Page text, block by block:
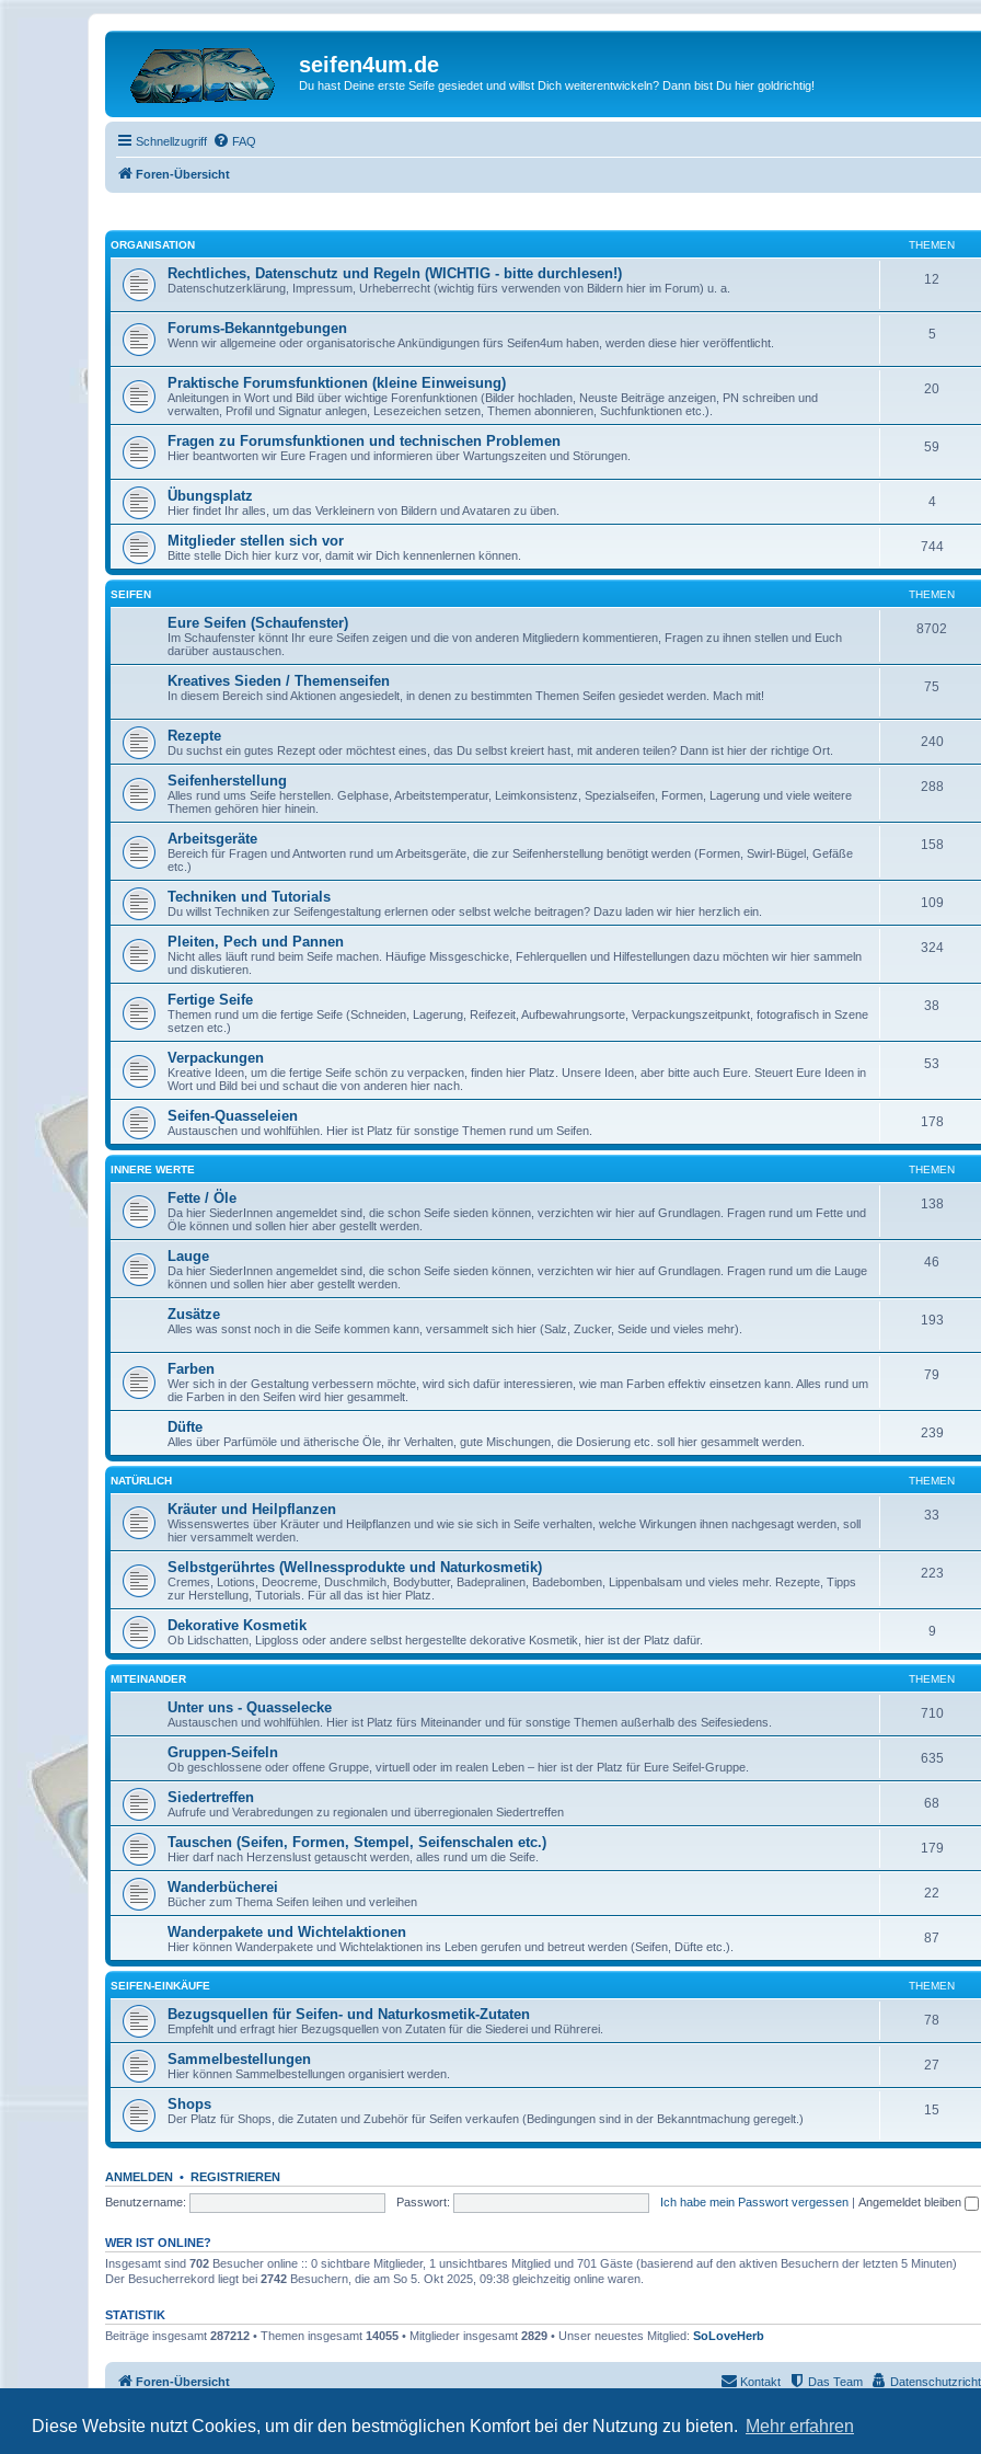
Diese Website nutzt Cookies, um dir den bestmöglichen Komfort bei der Nutzung zu bieten. Mehr erfahren
seifen4um.de
Du hast Deine erste Seife gesiedet und willst Dich weiterentwickeln? Dann bist Du hier goldrichtig!
Schnellzugriff FAQ
Foren-Übersicht
ORGANISATION THEMEN
Rechtliches, Datenschutz und Regeln (WICHTIG - bitte durchlesen!)
Datenschutzerklärung, Impressum, Urheberrecht (wichtig fürs verwenden von Bildern hier im Forum) u. a.
12
Forums-Bekanntgebungen
Wenn wir allgemeine oder organisatorische Ankündigungen fürs Seifen4um haben, werden diese hier veröffentlicht.
5
Praktische Forumsfunktionen (kleine Einweisung)
Anleitungen in Wort und Bild über wichtige Forenfunktionen (Bilder hochladen, Neuste Beiträge anzeigen, PN schreiben und
verwalten, Profil und Signatur anlegen, Lesezeichen setzen, Themen abonnieren, Suchfunktionen etc.).
20
Fragen zu Forumsfunktionen und technischen Problemen
Hier beantworten wir Eure Fragen und informieren über Wartungszeiten und Störungen.
59
Übungsplatz
Hier findet Ihr alles, um das Verkleinern von Bildern und Avataren zu üben.
4
Mitglieder stellen sich vor
Bitte stelle Dich hier kurz vor, damit wir Dich kennenlernen können.
744
SEIFEN THEMEN
Eure Seifen (Schaufenster)
Im Schaufenster könnt Ihr eure Seifen zeigen und die von anderen Mitgliedern kommentieren, Fragen zu ihnen stellen und Euch
darüber austauschen.
8702
Kreatives Sieden / Themenseifen
In diesem Bereich sind Aktionen angesiedelt, in denen zu bestimmten Themen Seifen gesiedet werden. Mach mit!
75
Rezepte
Du suchst ein gutes Rezept oder möchtest eines, das Du selbst kreiert hast, mit anderen teilen? Dann ist hier der richtige Ort.
240
Seifenherstellung
Alles rund ums Seife herstellen. Gelphase, Arbeitstemperatur, Leimkonsistenz, Spezialseifen, Formen, Lagerung und viele weitere
Themen gehören hier hinein.
288
Arbeitsgeräte
Bereich für Fragen und Antworten rund um Arbeitsgeräte, die zur Seifenherstellung benötigt werden (Formen, Swirl-Bügel, Gefäße
etc.)
158
Techniken und Tutorials
Du willst Techniken zur Seifengestaltung erlernen oder selbst welche beitragen? Dazu laden wir hier herzlich ein.
109
Pleiten, Pech und Pannen
Nicht alles läuft rund beim Seife machen. Häufige Missgeschicke, Fehlerquellen und Hilfestellungen dazu möchten wir hier sammeln
und diskutieren.
324
Fertige Seife
Themen rund um die fertige Seife (Schneiden, Lagerung, Reifezeit, Aufbewahrungsorte, Verpackungszeitpunkt, fotografisch in Szene
setzen etc.)
38
Verpackungen
Kreative Ideen, um die fertige Seife schön zu verpacken, finden hier Platz. Unsere Ideen, aber bitte auch Eure. Steuert Eure Ideen in
Wort und Bild bei und schaut die von anderen hier nach.
53
Seifen-Quasseleien
Austauschen und wohlfühlen. Hier ist Platz für sonstige Themen rund um Seifen.
178
INNERE WERTE THEMEN
Fette / Öle
Da hier SiederInnen angemeldet sind, die schon Seife sieden können, verzichten wir hier auf Grundlagen. Fragen rund um Fette und
Öle können und sollen hier aber gestellt werden.
138
Lauge
Da hier SiederInnen angemeldet sind, die schon Seife sieden können, verzichten wir hier auf Grundlagen. Fragen rund um die Lauge
können und sollen hier aber gestellt werden.
46
Zusätze
Alles was sonst noch in die Seife kommen kann, versammelt sich hier (Salz, Zucker, Seide und vieles mehr).
193
Farben
Wer sich in der Gestaltung verbessern möchte, wird sich dafür interessieren, wie man Farben effektiv einsetzen kann. Alles rund um
die Farben in den Seifen wird hier gesammelt.
79
Düfte
Alles über Parfümöle und ätherische Öle, ihr Verhalten, gute Mischungen, die Dosierung etc. soll hier gesammelt werden.
239
NATÜRLICH THEMEN
Kräuter und Heilpflanzen
Wissenswertes über Kräuter und Heilpflanzen und wie sie sich in Seife verhalten, welche Wirkungen ihnen nachgesagt werden, soll
hier versammelt werden.
33
Selbstgerührtes (Wellnessprodukte und Naturkosmetik)
Cremes, Lotions, Deocreme, Duschmilch, Bodybutter, Badepralinen, Badebomben, Lippenbalsam und vieles mehr. Rezepte, Tipps
zur Herstellung, Tutorials. Für all das ist hier Platz.
223
Dekorative Kosmetik
Ob Lidschatten, Lipgloss oder andere selbst hergestellte dekorative Kosmetik, hier ist der Platz dafür.
9
MITEINANDER THEMEN
Unter uns - Quasselecke
Austauschen und wohlfühlen. Hier ist Platz fürs Miteinander und für sonstige Themen außerhalb des Seifesiedens.
710
Gruppen-Seifeln
Ob geschlossene oder offene Gruppe, virtuell oder im realen Leben – hier ist der Platz für Eure Seifel-Gruppe.
635
Siedertreffen
Aufrufe und Verabredungen zu regionalen und überregionalen Siedertreffen
68
Tauschen (Seifen, Formen, Stempel, Seifenschalen etc.)
Hier darf nach Herzenslust getauscht werden, alles rund um die Seife.
179
Wanderbücherei
Bücher zum Thema Seifen leihen und verleihen
22
Wanderpakete und Wichtelaktionen
Hier können Wanderpakete und Wichtelaktionen ins Leben gerufen und betreut werden (Seifen, Düfte etc.).
87
SEIFEN-EINKÄUFE THEMEN
Bezugsquellen für Seifen- und Naturkosmetik-Zutaten
Empfehlt und erfragt hier Bezugsquellen von Zutaten für die Siederei und Rührerei.
78
Sammelbestellungen
Hier können Sammelbestellungen organisiert werden.
27
Shops
Der Platz für Shops, die Zutaten und Zubehör für Seifen verkaufen (Bedingungen sind in der Bekanntmachung geregelt.)
15
ANMELDEN • REGISTRIEREN
Benutzername:
Passwort: Ich habe mein Passwort vergessen | Angemeldet bleiben
WER IST ONLINE?
Insgesamt sind 702 Besucher online :: 0 sichtbare Mitglieder, 1 unsichtbares Mitglied und 701 Gäste (basierend auf den aktiven Besuchern der letzten 5 Minuten)
Der Besucherrekord liegt bei 2742 Besuchern, die am So 5. Okt 2025, 09:38 gleichzeitig online waren.
STATISTIK
Beiträge insgesamt 287212 • Themen insgesamt 14055 • Mitglieder insgesamt 2829 • Unser neuestes Mitglied: SoLoveHerb
Foren-Übersicht Das Team
Kontakt
Deutsche Übersetzung durch phpBB.de